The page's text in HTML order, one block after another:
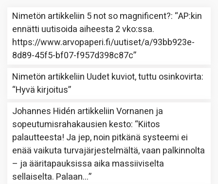
Nimetön artikkeliin 5 not so magnificent?: “AP:kin
ennätti uutisoida aiheesta 2 vko:ssa.
https://www.arvopaperi.fi/uutiset/a/93bb923e-
8d89-45f5-bf07-f957d398c87c”
Nimetön artikkeliin Uudet kuviot, tuttu osinkovirta:
“Hyvä kirjoitus”
Johannes Hidén artikkeliinVornanen ja
sopeutumisrahakausien kesto: “Kiitos
palautteesta! Ja jep, noin pitkänä systeemi ei
enää vaikuta turvajärjestelmältä, vaan palkinnolta
– ja ääritapauksissa aika massiiviselta
sellaiselta. Palaan…”